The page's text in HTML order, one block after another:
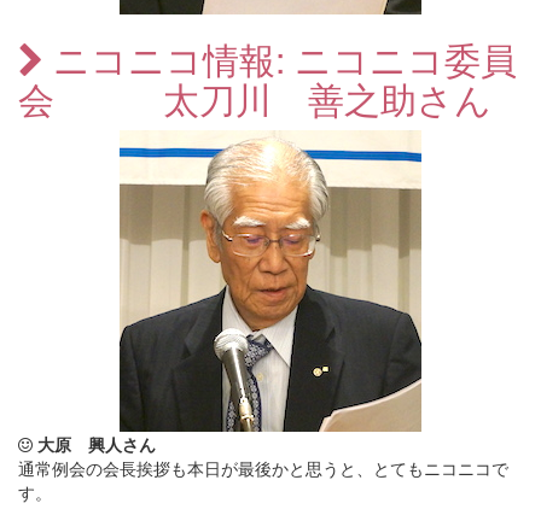
ニコニコ情報: ニコニコ委員
会 太刀川 善之助さん
大原 興人さん
通常例会の会長挨拶も本日が最後かと思うと、とてもニコニコで
す。